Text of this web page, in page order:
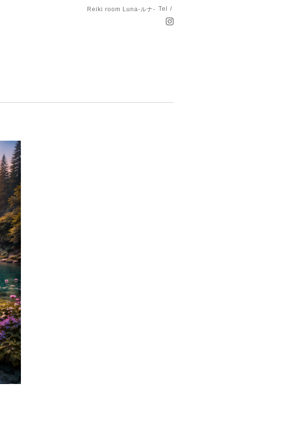
Reiki room Luna-ルナ- Tel /